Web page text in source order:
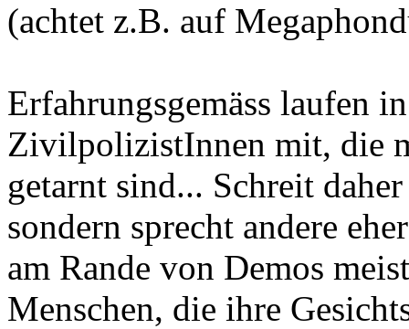
(achtet z.B. auf
Erfahrungsgemäss laufen
ZivilpolizistInnen mit, die
getarnt sind... Schreit
sondern sprecht andere
am Rande von Demos
Menschen, die ihre